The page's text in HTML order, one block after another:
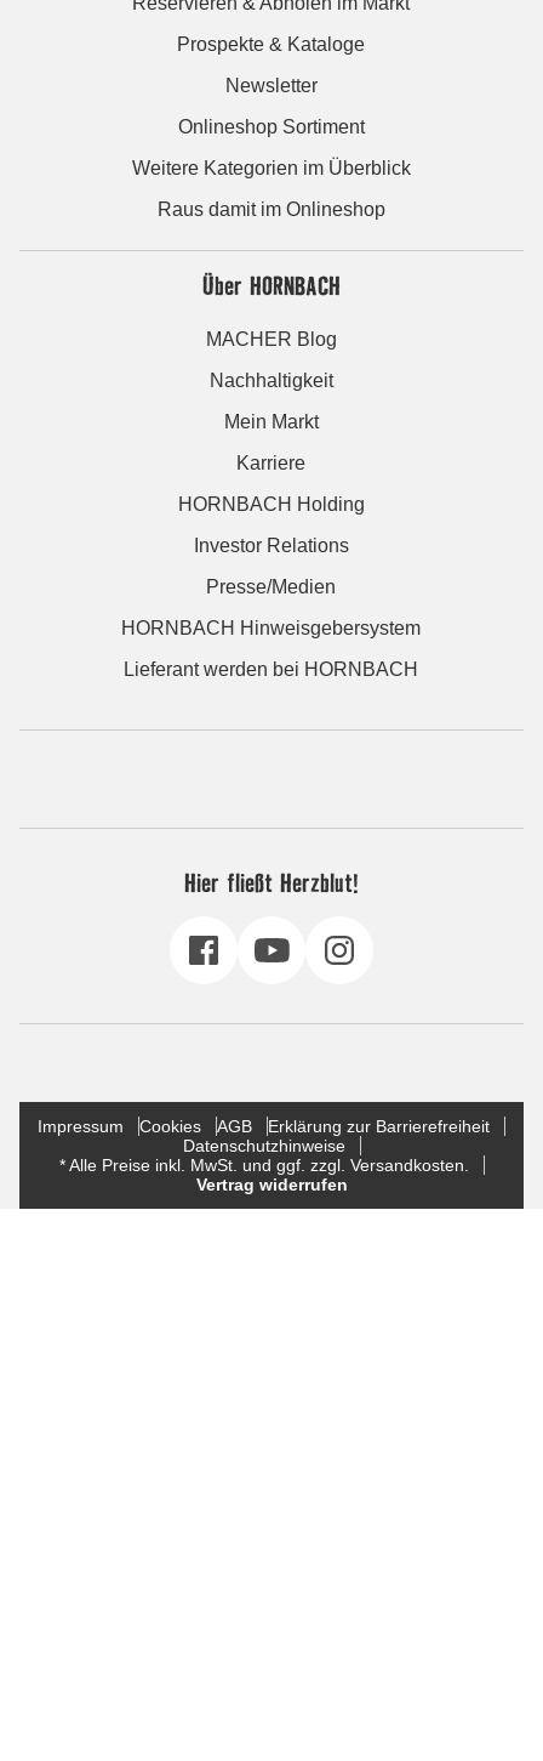
Prospekte & Kataloge
Newsletter
Onlineshop Sortiment
Weitere Kategorien im Überblick
Raus damit im Onlineshop
Über HORNBACH
MACHER Blog
Nachhaltigkeit
Mein Markt
Karriere
HORNBACH Holding
Investor Relations
Presse/Medien
HORNBACH Hinweisgebersystem
Lieferant werden bei HORNBACH
Hier fließt Herzblut!
Impressum Cookies AGB
Erklärung zur Barrierefreiheit
Datenschutzhinweise
* Alle Preise inkl. MwSt. und ggf. zzgl. Versandkosten.
Vertrag widerrufen